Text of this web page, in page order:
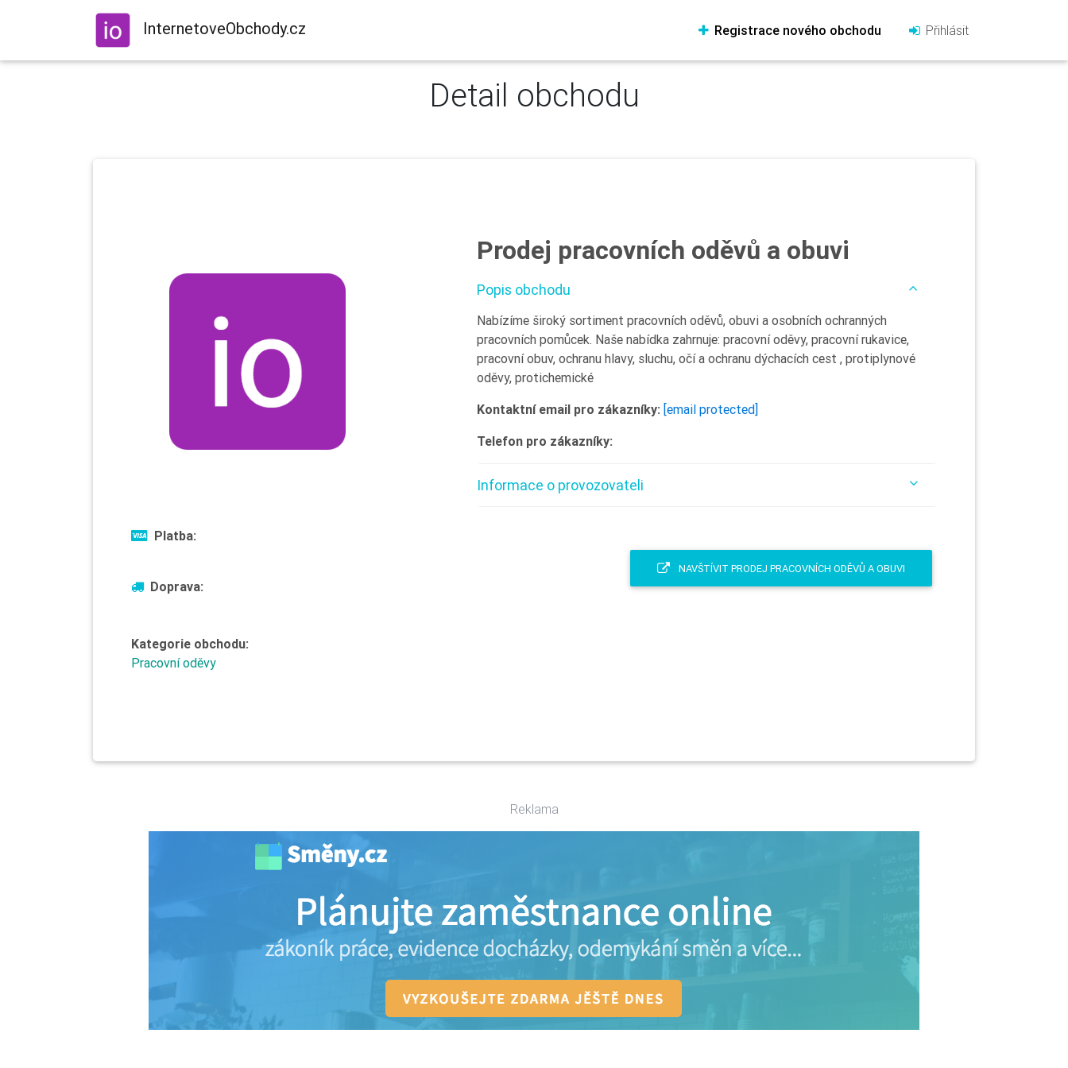
InternetoveObchody.cz Registrace nového obchodu Přihlásit
Detail obchodu
Platba:
Doprava:
Kategorie obchodu:
Pracovní oděvy
Prodej pracovních oděvů a obuvi
Popis obchodu
Nabízíme široký sortiment pracovních oděvů, obuvi a osobních ochranných
pracovních pomůcek. Naše nabídka zahrnuje: pracovní oděvy, pracovní rukavice,
pracovní obuv, ochranu hlavy, sluchu, očí a ochranu dýchacích cest , protiplynové
oděvy, protichemické
Kontaktní email pro zákazníky: [email protected]
Telefon pro zákazníky:
Informace o provozovateli
NAVŠTÍVIT PRODEJ PRACOVNÍCH ODĚVŮ A OBUVI
Reklama